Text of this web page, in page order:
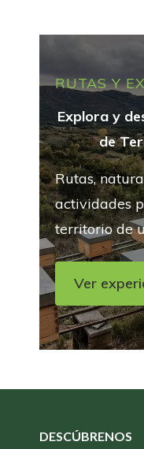
RUTAS Y
Explora y
de
Rutas,
actividades
territorio de
Ver
DESCÚBRENOS